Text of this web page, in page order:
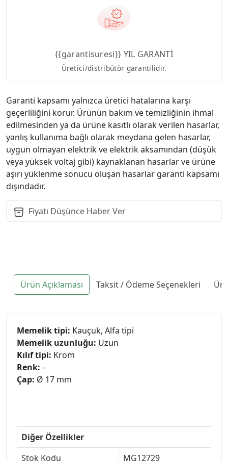
{{garantisuresi}} YIL GARANTİ
Üretici/distribütör garantilidir.
Garanti kapsamı yalnızca üretici hatalarına karşı
geçerliliğini korur. Ürünün bakım ve temizliğinin ihmal
edilmesinden ya da ürüne kasıtlı olarak verilen hasarlar,
yanlış kullanıma bağlı olarak meydana gelen hasarlar,
uygun olmayan elektrik ve elektrik aksamından (düşük
veya yüksek voltaj gibi) kaynaklanan hasarlar ve ürüne
aşırı yüklenme sonucu oluşan hasarlar garanti kapsamı
dışındadır.
Fiyatı Düşünce Haber Ver
Ürün Açıklaması Taksit / Ödeme Seçenekleri
Memelik tipi: Kauçuk, Alfa tipi
Memelik uzunluğu: Uzun
Kılıf tipi: Krom
Renk: -
Çap: Ø 17 mm
Diğer Özellikler
Stok Kodu
MG12729